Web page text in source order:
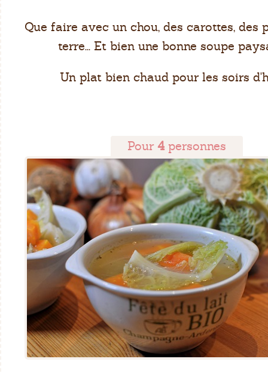
Que faire avec un chou, des carottes, des
terre... Et bien une bonne soupe
Un plat bien chaud pour les soirs
Pour 4personnes